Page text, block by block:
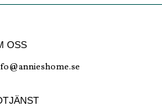
OSS